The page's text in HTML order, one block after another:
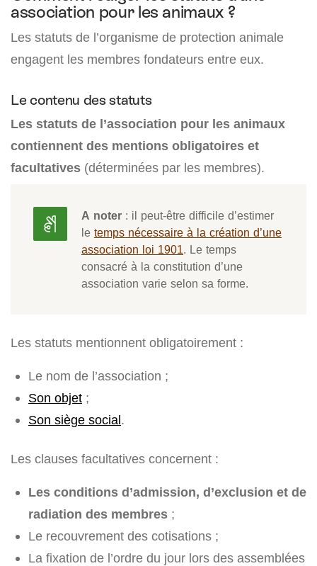
association pour les animaux ?
Les statuts de l’organisme de protection animale
engagent les membres fondateurs entre eux.
Le contenu des statuts
Les statuts de l’association pour les animaux
contiennent des mentions obligatoires et
facultatives (déterminées par les membres).
A noter : il peut-être difficile d’estimer
le temps nécessaire à la création d’une
association loi 1901. Le temps
consacré à la constitution d’une
association varie selon sa forme.
Les statuts mentionnent obligatoirement :
Le nom de l’association ;
Son objet ;
Son siège social.
Les clauses facultatives concernent :
Les conditions d’admission, d’exclusion et de
radiation des membres ;
Le recouvrement des cotisations ;
La fixation de l’ordre du jour lors des assemblées